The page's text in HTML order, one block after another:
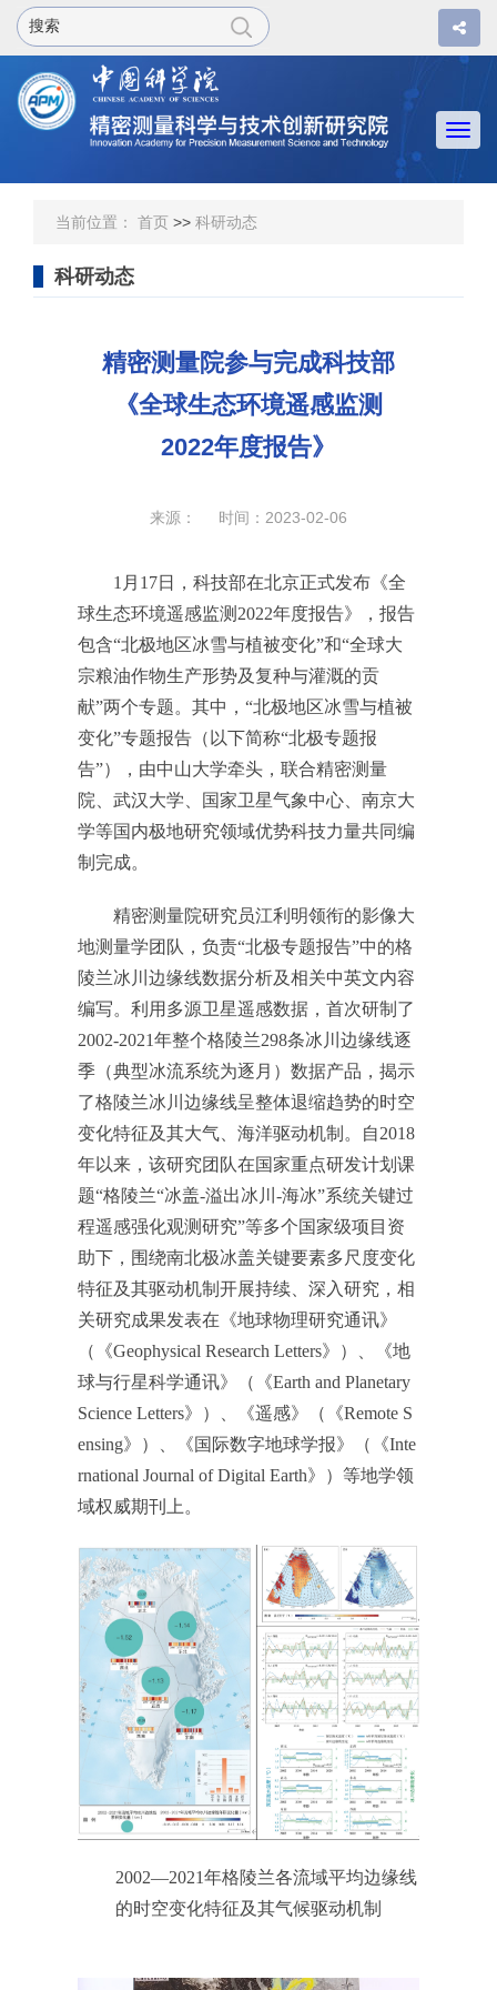
当前位置： 首页 >> 科研动态
科研动态
精密测量院参与完成科技部
《全球生态环境遥感监测
2022年度报告》
来源： 时间：2023-02-06
1月17日，科技部在北京正式发布《全
球生态环境遥感监测2022年度报告》，报告
包含“北极地区冰雪与植被变化”和“全球大
宗粮油作物生产形势及复种与灌溉的贡
献”两个专题。其中，“北极地区冰雪与植被
变化”专题报告（以下简称“北极专题报
告”），由中山大学牵头，联合精密测量
院、武汉大学、国家卫星气象中心、南京大
学等国内极地研究领域优势科技力量共同编
制完成。
精密测量院研究员江利明领衔的影像大
地测量学团队，负责“北极专题报告”中的格
陵兰冰川边缘线数据分析及相关中英文内容
编写。利用多源卫星遥感数据，首次研制了
2002-2021年整个格陵兰298条冰川边缘线逐
季（典型冰流系统为逐月）数据产品，揭示
了格陵兰冰川边缘线呈整体退缩趋势的时空
变化特征及其大气、海洋驱动机制。自2018
年以来，该研究团队在国家重点研发计划课
题“格陵兰“冰盖-溢出冰川-海冰”系统关键过
程遥感强化观测研究”等多个国家级项目资
助下，围绕南北极冰盖关键要素多尺度变化
特征及其驱动机制开展持续、深入研究，相
关研究成果发表在《地球物理研究通讯》
（《Geophysical Research Letters》）、《地
球与行星科学通讯》（《Earth and Planetary
Science Letters》）、《遥感》（《Remote S
ensing》）、《国际数字地球学报》（《Inte
rnational Journal of Digital Earth》）等地学领
域权威期刊上。
2002—2021年格陵兰各流域平均边缘线
的时空变化特征及其气候驱动机制